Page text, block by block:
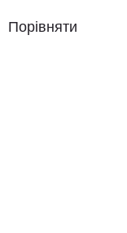
Порівняти